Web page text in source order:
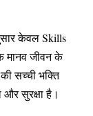
केवल Skills
मानव जीवन के
सच्ची भक्ति
सुरक्षा है।